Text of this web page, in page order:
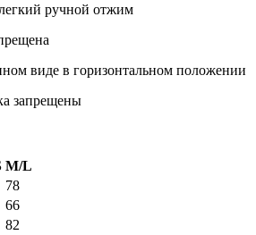
ручной отжим
виде в горизонтальном положении
запрещены
M/L
78
66
82